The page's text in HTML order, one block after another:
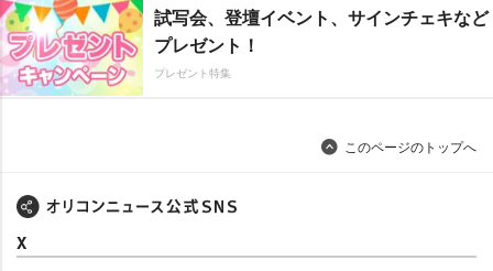
試写会、登壇イベント、サインチェキなど
プレゼント！
プレゼント特集
このページのトップへ
X